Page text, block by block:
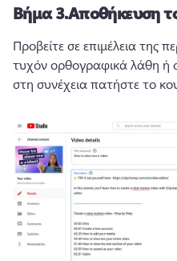
Βήμα 3.Αποθήκευση
Προβείτε σε επιμέλεια της
τυχόν ορθογραφικά λάθη ή
στη συνέχεια πατήστε το